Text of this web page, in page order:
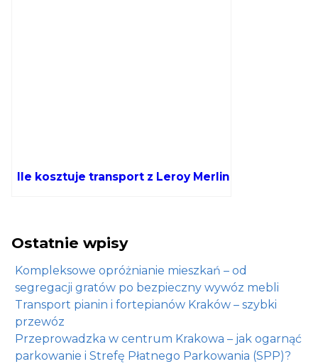
Ile kosztuje transport z Leroy Merlin
Ostatnie wpisy
Kompleksowe opróżnianie mieszkań – od
segregacji gratów po bezpieczny wywóz mebli
Transport pianin i fortepianów Kraków – szybki
przewóz
Przeprowadzka w centrum Krakowa – jak ogarnąć
parkowanie i Strefę Płatnego Parkowania (SPP)?